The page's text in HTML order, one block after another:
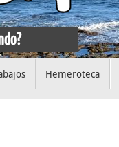
Hemeroteca